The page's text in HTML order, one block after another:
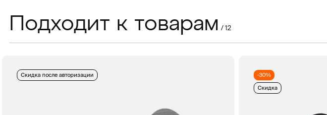
Подходит к товарам / 12
Скидка после авторизации -30%
Скидка